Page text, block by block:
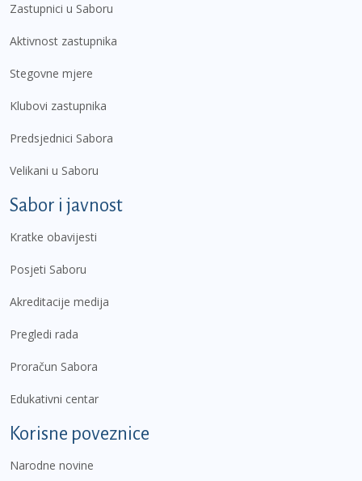
Zastupnici u Saboru
Aktivnost zastupnika
Stegovne mjere
Klubovi zastupnika
Predsjednici Sabora
Velikani u Saboru
Sabor i javnost
Kratke obavijesti
Posjeti Saboru
Akreditacije medija
Pregledi rada
Proračun Sabora
Edukativni centar
Korisne poveznice
Narodne novine